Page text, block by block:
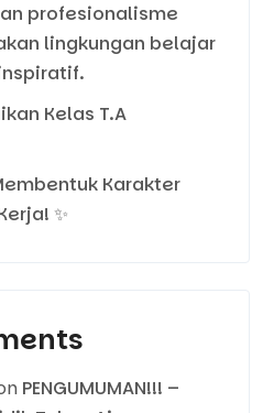
profesionalisme
lingkungan belajar
Kelas T.A
Membentuk Karakter
✨
PENGUMUMAN!!! –